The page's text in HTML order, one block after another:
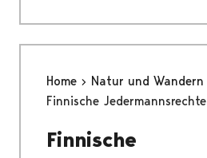
Home
Natur und Wandern
Finnische Jedermannsrechte
Finnische